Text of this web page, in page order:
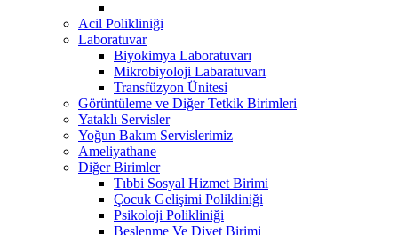
Acil Polikliniği
Laboratuvar
Biyokimya Laboratuvarı
Mikrobiyoloji Labaratuvarı
Transfüzyon Ünitesi
Görüntüleme ve Diğer Tetkik Birimleri
Yataklı Servisler
Yoğun Bakım Servislerimiz
Ameliyathane
Diğer Birimler
Tıbbi Sosyal Hizmet Birimi
Çocuk Gelişimi Polikliniği
Psikoloji Polikliniği
Beslenme Ve Diyet Birimi